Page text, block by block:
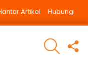
Artikel Hubungi
SEARCH